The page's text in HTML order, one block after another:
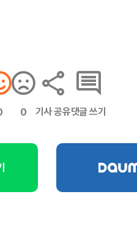
0 기사 공유댓글 쓰기